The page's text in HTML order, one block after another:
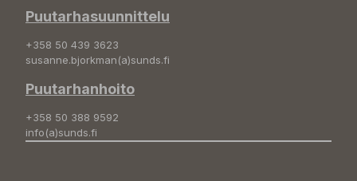
Puutarhasuunnittelu
+358 50 439 3623
susanne.bjorkman(a)sunds.fi
Puutarhanhoito
+358 50 388 9592
info(a)sunds.fi